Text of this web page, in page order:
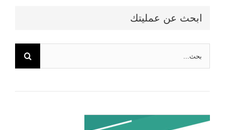
ابحث عن عمليتك
عن: